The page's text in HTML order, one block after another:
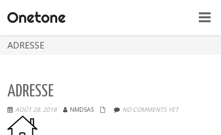
Toggle
ADRESSE
ADRESSE
AOÛT 28, 2018 NMDSAS NO COMMENTS YET